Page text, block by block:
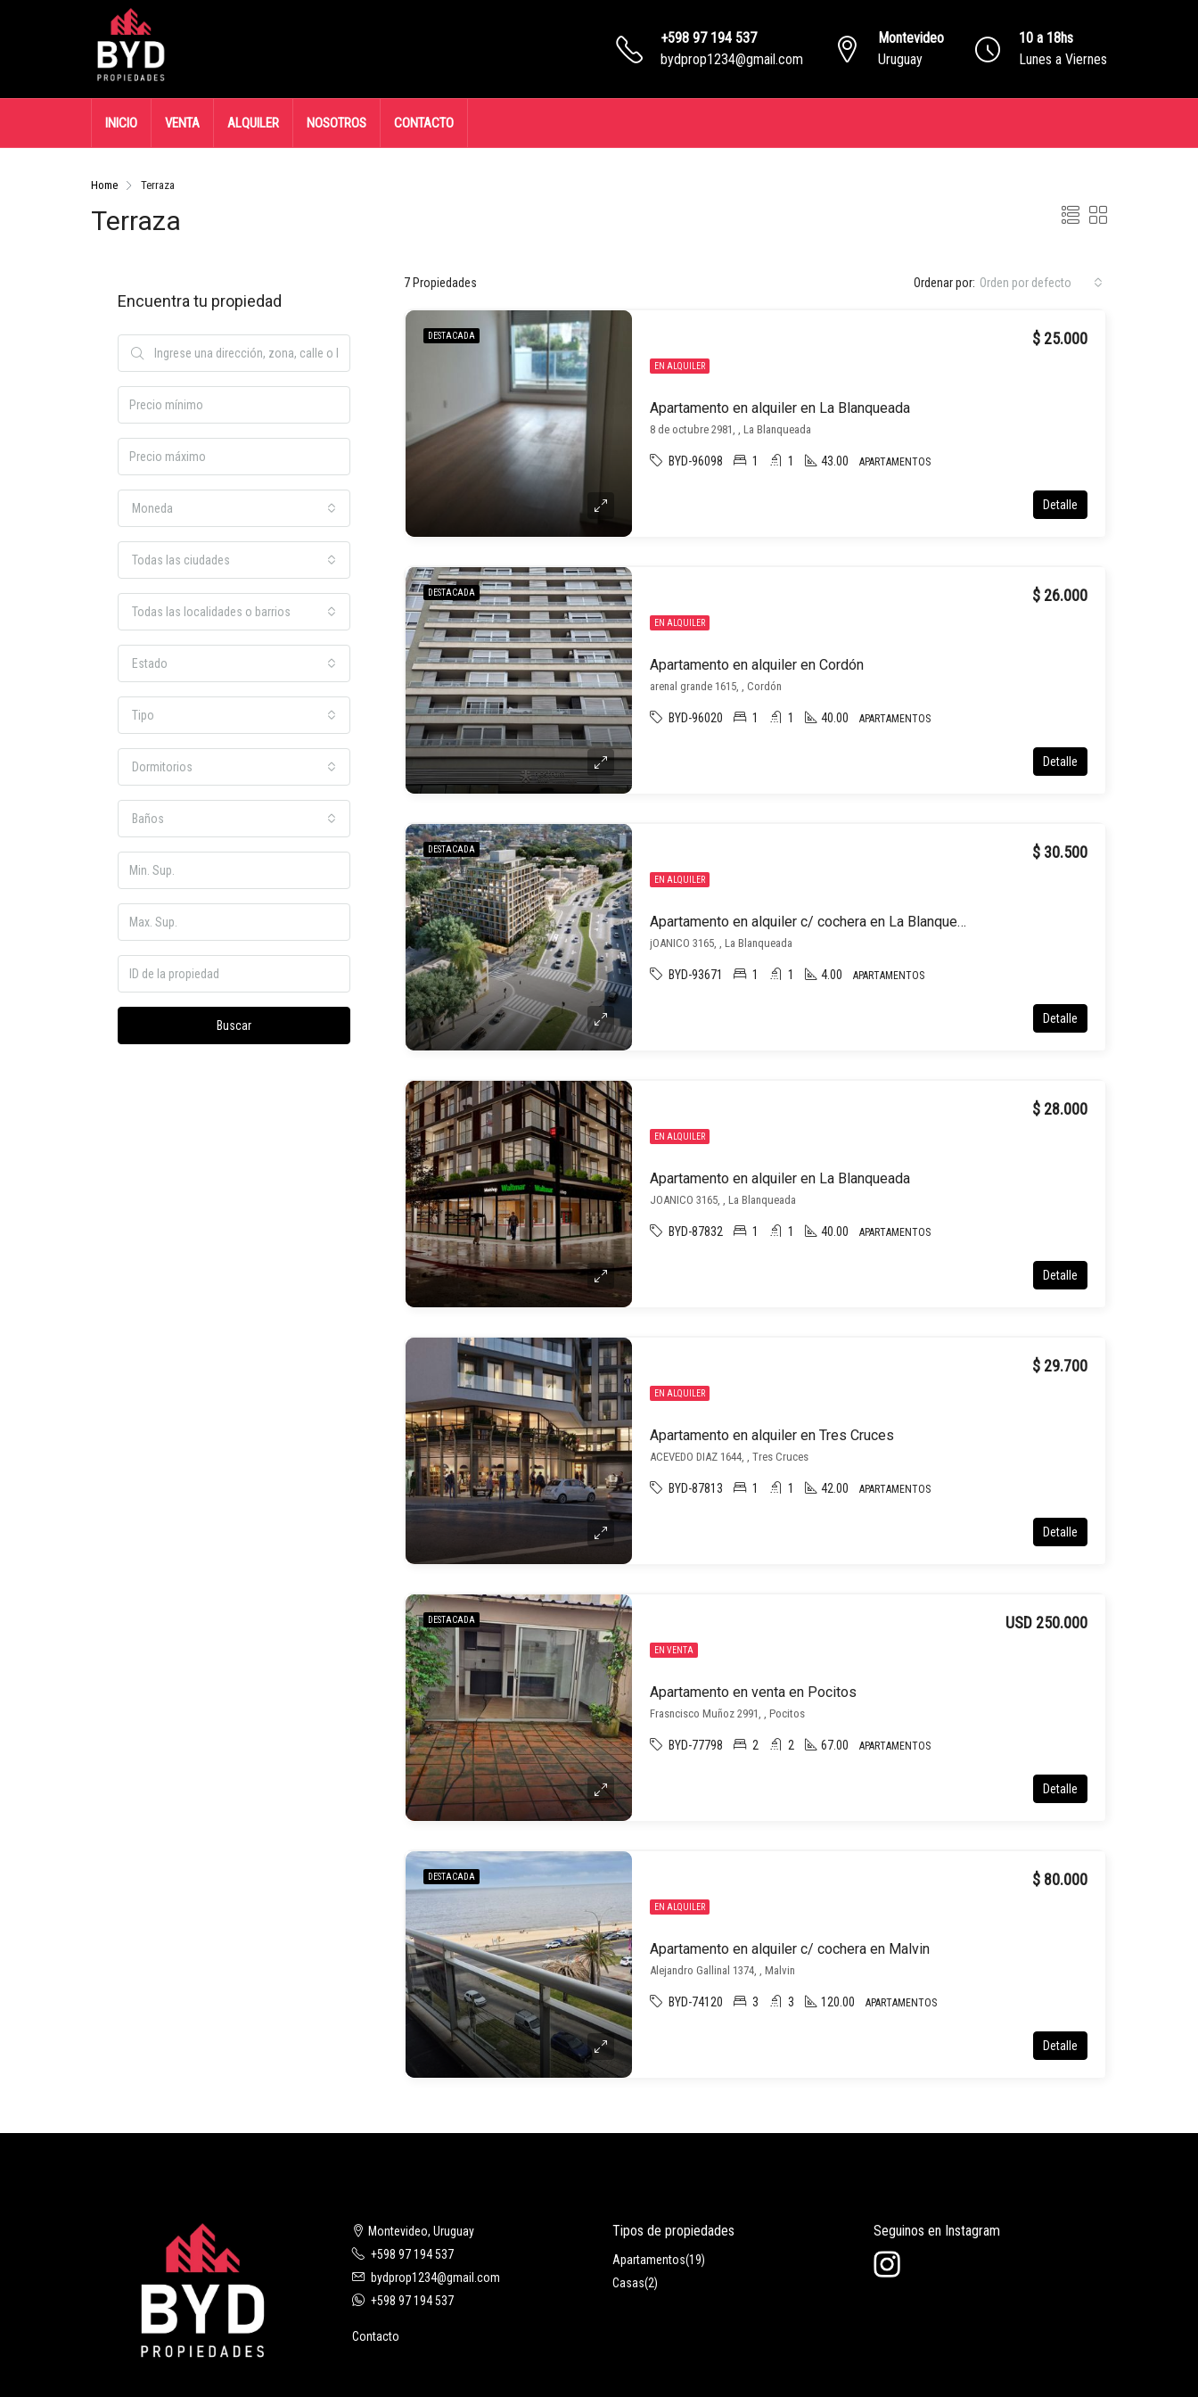
+598 97 194 537
bydprop1234@gmail.com
Montevideo
Uruguay
10 a 18hs
Lunes a Viernes
INICIO VENTA ALQUILER NOSOTROS CONTACTO
Home Terraza
Terraza
7 Propiedades Ordenar por: Orden por defecto
DESTACADA
EN ALQUILER
Apartamento en alquiler en La Blanqueada
$ 25.000
8 de octubre 2981, , La Blanqueada
BYD-96098 1 1 43.00 APARTAMENTOS
Detalle
DESTACADA
EN ALQUILER
Apartamento en alquiler en Cordón
$ 26.000
arenal grande 1615, , Cordón
BYD-96020 1 1 40.00 APARTAMENTOS
Detalle
DESTACADA
EN ALQUILER
Apartamento en alquiler c/ cochera en La Blanqueada
$ 30.500
jOANICO 3165, , La Blanqueada
BYD-93671 1 1 4.00 APARTAMENTOS
Detalle
EN ALQUILER
Apartamento en alquiler en La Blanqueada
$ 28.000
JOANICO 3165, , La Blanqueada
BYD-87832 1 1 40.00 APARTAMENTOS
Detalle
EN ALQUILER
Apartamento en alquiler en Tres Cruces
$ 29.700
ACEVEDO DIAZ 1644, , Tres Cruces
BYD-87813 1 1 42.00 APARTAMENTOS
Detalle
DESTACADA
EN VENTA
Apartamento en venta en Pocitos
USD 250.000
Frasncisco Muñoz 2991, , Pocitos
BYD-77798 2 2 67.00 APARTAMENTOS
Detalle
DESTACADA
EN ALQUILER
Apartamento en alquiler c/ cochera en Malvin
$ 80.000
Alejandro Gallinal 1374, , Malvin
BYD-74120 3 3 120.00 APARTAMENTOS
Detalle
Encuentra tu propiedad
Moneda
Todas las ciudades
Todas las localidades o barrios
Estado
Tipo
Dormitorios
Baños
Buscar
Montevideo, Uruguay
+598 97 194 537
bydprop1234@gmail.com
+598 97 194 537
Contacto
Tipos de propiedades
Apartamentos(19)
Casas(2)
Seguinos en Instagram